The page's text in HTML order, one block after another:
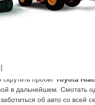
заедать, давать
неожиданно выйти из
к сотрудникам
пробег Toyota
в дальнейшем. Смотать
об авто со всей